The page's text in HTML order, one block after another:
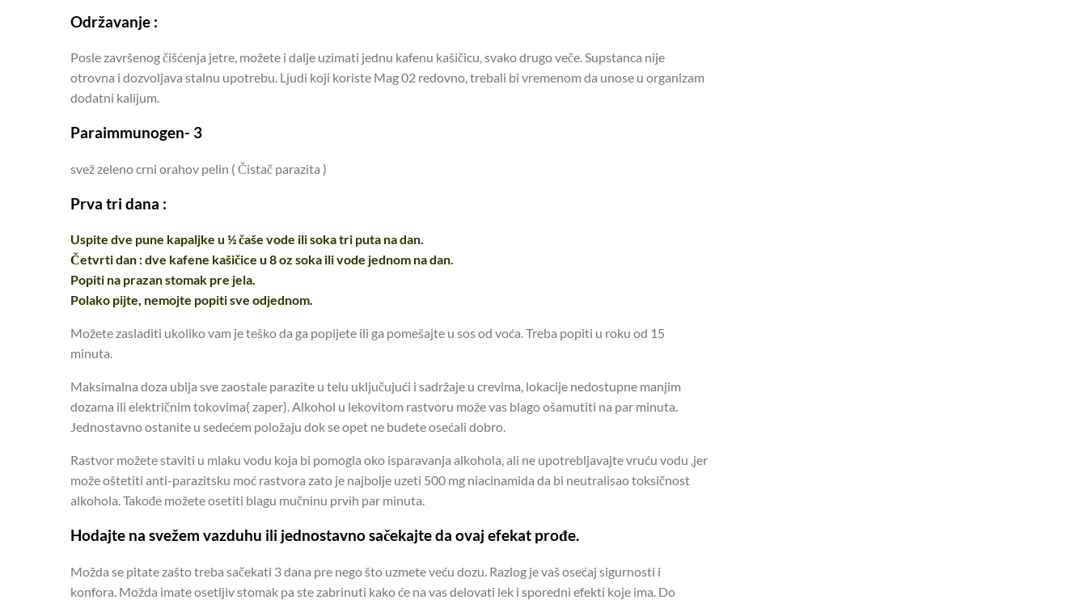
Održavanje :
Posle završenog čišćenja jetre, možete i dalje uzimati jednu kafenu kašičicu, svako drugo veče. Supstanca nije
otrovna i dozvoljava stalnu upotrebu. Ljudi koji koriste Mag 02 redovno, trebali bi vremenom da unose u organizam
dodatni kalijum.
Paraimmunogen- 3
svež zeleno crni orahov pelin ( Čistač parazita )
Prva tri dana :
Uspite dve pune kapaljke u ½ čaše vode ili soka tri puta na dan.
Četvrti dan : dve kafene kašičice u 8 oz soka ili vode jednom na dan.
Popiti na prazan stomak pre jela.
Polako pijte, nemojte popiti sve odjednom.
Možete zasladiti ukoliko vam je teško da ga popijete ili ga pomešajte u sos od voća. Treba popiti u roku od 15
minuta.
Maksimalna doza ubija sve zaostale parazite u telu uključujući i sadržaje u crevima, lokacije nedostupne manjim
dozama ili električnim tokovima( zaper). Alkohol u lekovitom rastvoru može vas blago ošamutiti na par minuta.
Jednostavno ostanite u sedećem položaju dok se opet ne budete osećali dobro.
Rastvor možete staviti u mlaku vodu koja bi pomogla oko isparavanja alkohola, ali ne upotrebljavajte vruću vodu ,jer
može oštetiti anti-parazitsku moć rastvora zato je najbolje uzeti 500 mg niacinamida da bi neutralisao toksičnost
alkohola. Takođe možete osetiti blagu mučninu prvih par minuta.
Hodajte na svežem vazduhu ili jednostavno sačekajte da ovaj efekat prođe.
Možda se pitate zašto treba sačekati 3 dana pre nego što uzmete veću dozu. Razlog je vaš osećaj sigurnosti i
konfora. Možda imate osetljiv stomak pa ste zabrinuti kako će na vas delovati lek i sporedni efekti koje ima. Do